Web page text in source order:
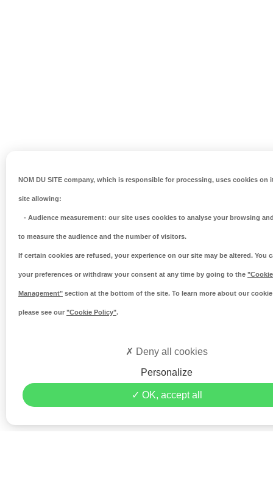
NOM DU SITE company, which is responsible for processing, uses cookies on
site allowing:
- Audience measurement: our site uses cookies to analyse your browsing
to measure the audience and the number of visitors.
If certain cookies are refused, your experience on our site may be altered. You
your preferences or withdraw your consent at any time by going to the "Cookie
Management" section at the bottom of the site. To learn more about our
please see our "Cookie Policy".
OK, accept all
Personalize
Deny all cookies